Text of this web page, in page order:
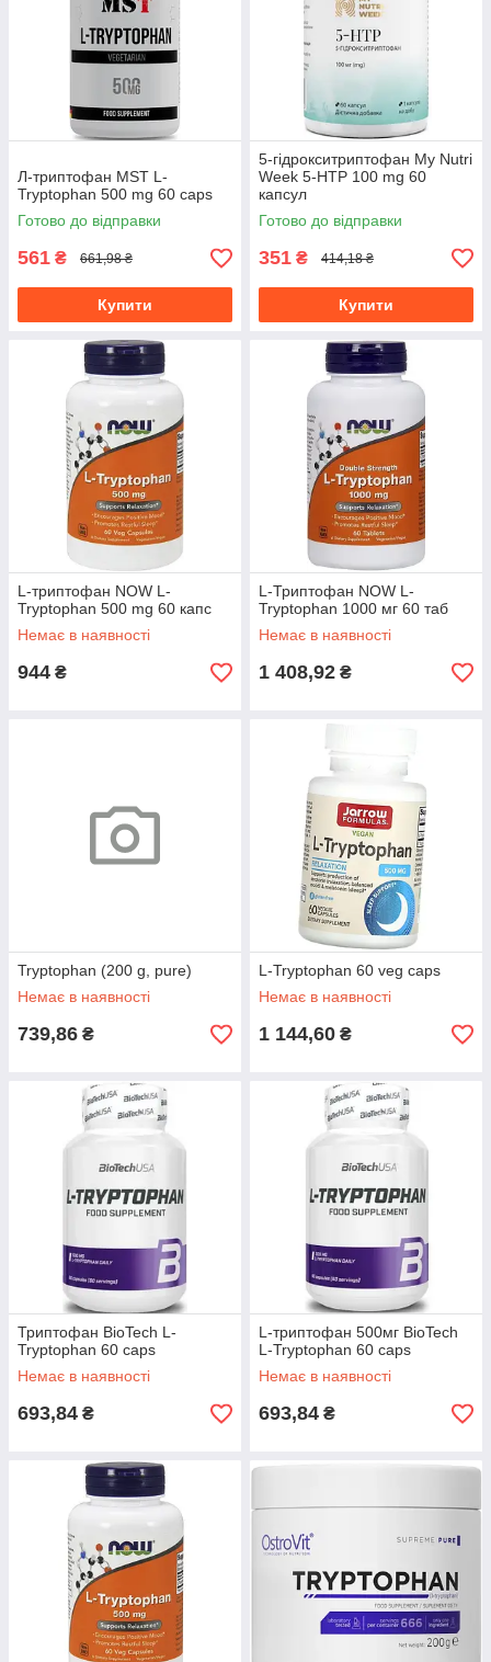
Л-триптофан MST L-
Tryptophan 500 mg 60 caps
Готово до відправки
561 ₴ 661,98 ₴
Купити
5-гідрокситриптофан My Nutri
Week 5-HTP 100 mg 60
капсул
Готово до відправки
351 ₴ 414,18 ₴
Купити
L-триптофан NOW L-
Tryptophan 500 mg 60 капс
Немає в наявності
944 ₴
L-Триптофан NOW L-
Tryptophan 1000 мг 60 таб
Немає в наявності
1 408,92 ₴
Tryptophan (200 g, pure)
Немає в наявності
739,86 ₴
L-Tryptophan 60 veg caps
Немає в наявності
1 144,60 ₴
Триптофан BioTech L-
Tryptophan 60 caps
Немає в наявності
693,84 ₴
L-триптофан 500мг BioTech
L-Tryptophan 60 caps
Немає в наявності
693,84 ₴